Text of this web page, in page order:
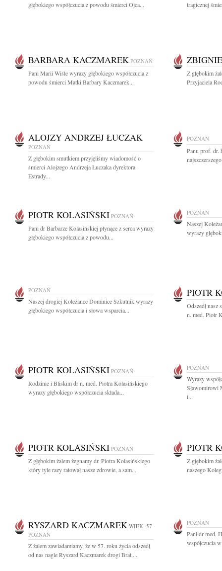
głębokiego współczucia z powodu śmierci Ojca...
tragicznej
BARBARA KACZMAREK POZNAŃ
Pani Marii Wiśle wyrazy głębokiego współczucia z
powodu śmierci Matki Barbary Kaczmarek...
Z głębokim
Przyjaciela
ALOJZY ANDRZEJ ŁUCZAK
POZNAŃ
Z głębokim smutkiem przyjęliśmy wiadomość o
śmierci Alojzego Andrzeja Łuczaka dyrektora
Estrady...
POZNAŃ
Panu prof. dr.
PIOTR KOLASIŃSKI POZNAŃ
Pani dr Barbarze Kolasińskiej płynące z serca wyrazy
głębokiego współczucia z powodu...
POZNAŃ
Naszej
wyrazy
POZNAŃ
Naszej drogiej Koleżance Dominice Szkutnik wyrazy
głębokiego współczucia i słowa wsparcia...
PIOTR
Odszedł nasz
n. med. Piotr
PIOTR KOLASIŃSKI POZNAŃ
Rodzinie i Bliskim dr n. med. Piotra Kolasińskiego
wyrazy głębokiego współczucia składa...
POZNAŃ
Wyrazy
Sławomirowi
i...
PIOTR KOLASIŃSKI POZNAŃ
Z głębokim żalem żegnamy dr. Piotra Kolasińskiego
który tyle razy ratował nasze zdrowie, a sam...
PIOTR
Z głębokim
naszego
RYSZARD KACZMAREK WIEK: 57
POZNAŃ
Z żalem zawiadamiamy, że w 57. roku życia odszedł
od nas nagle Ryszard Kaczmarek drogi Brat,...
POZNAŃ
Pani dr med.
współczucia